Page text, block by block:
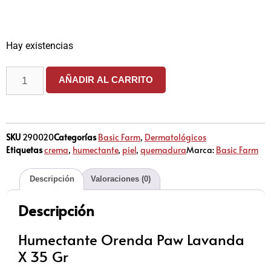
Hay existencias
AÑADIR AL CARRITO
SKU 290020Categorías Basic Farm, Dermatológicos
Etiquetascrema, humectante, piel, quemaduraMarca: Basic Farm
Descripción Valoraciones (0)
Descripción
Humectante Orenda Paw Lavanda
X 35 Gr